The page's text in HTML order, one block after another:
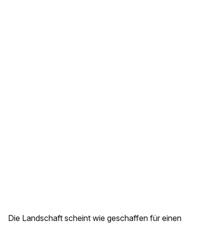
Die Landschaft scheint wie geschaffen für einen